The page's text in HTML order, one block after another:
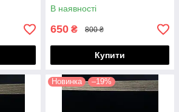
В наявності
650 ₴ 800 ₴
Купити
Новинка –19%